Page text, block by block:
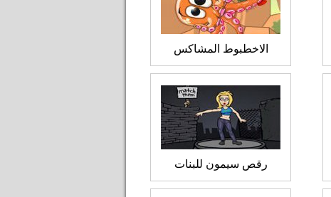
الاخطبوط المشاكس
رقص سيمون للبنات